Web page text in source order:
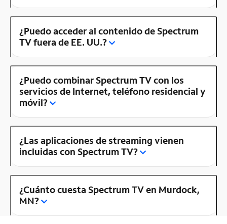
¿Puedo acceder al contenido de Spectrum
TV fuera de EE. UU.?
¿Puedo combinar Spectrum TV con los
servicios de Internet, teléfono residencial y
móvil?
¿Las aplicaciones de streaming vienen
incluidas con Spectrum TV?
¿Cuánto cuesta Spectrum TV en Murdock,
MN?